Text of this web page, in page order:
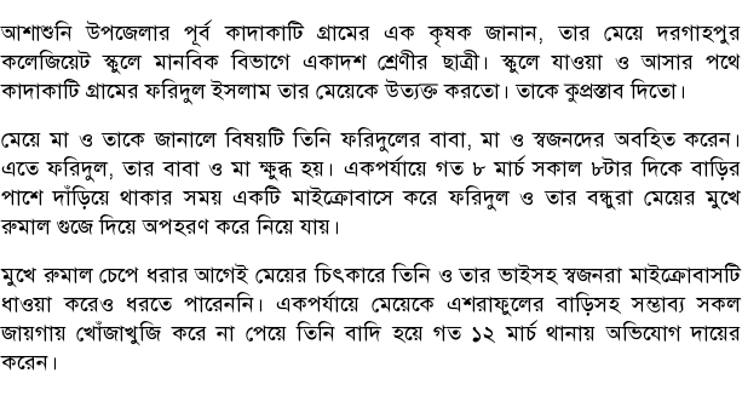
আশাশুনি উপজেলার পূর্ব কাদাকাটি গ্রামের এক কৃষক জানান, তার মেয়ে দরগাহপুর
কলেজিয়েট স্কুলে মানবিক বিভাগে একাদশ শ্রেণীর ছাত্রী। স্কুলে যাওয়া ও আসার পথে
কাদাকাটি গ্রামের ফরিদুল ইসলাম তার মেয়েকে উত্যক্ত করতো। তাকে কুপ্রস্তাব দিতো।
মেয়ে মা ও তাকে জানালে বিষয়টি তিনি ফরিদুলের বাবা, মা ও স্বজনদের অবহিত করেন।
এতে ফরিদুল, তার বাবা ও মা ক্ষুব্ধ হয়। একপর্যায়ে গত ৮ মার্চ সকাল ৮টার দিকে বাড়ির
পাশে দাঁড়িয়ে থাকার সময় একটি মাইক্রোবাসে করে ফরিদুল ও তার বন্ধুরা মেয়ের মুখে
রুমাল গুজে দিয়ে অপহরণ করে নিয়ে যায়।
মুখে রুমাল চেপে ধরার আগেই মেয়ের চিৎকারে তিনি ও তার ভাইসহ স্বজনরা মাইক্রোবাসটি
ধাওয়া করেও ধরতে পারেননি। একপর্যায়ে মেয়েকে এশরাফুলের বাড়িসহ সম্ভাব্য সকল
জায়গায় খোঁজাখুজি করে না পেয়ে তিনি বাদি হয়ে গত ১২ মার্চ থানায় অভিযোগ দায়ের
করেন।